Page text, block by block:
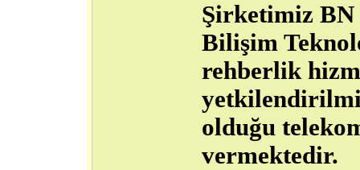
Şirketimiz BN
Bilişim
rehberlik
olduğu
vermektedir.